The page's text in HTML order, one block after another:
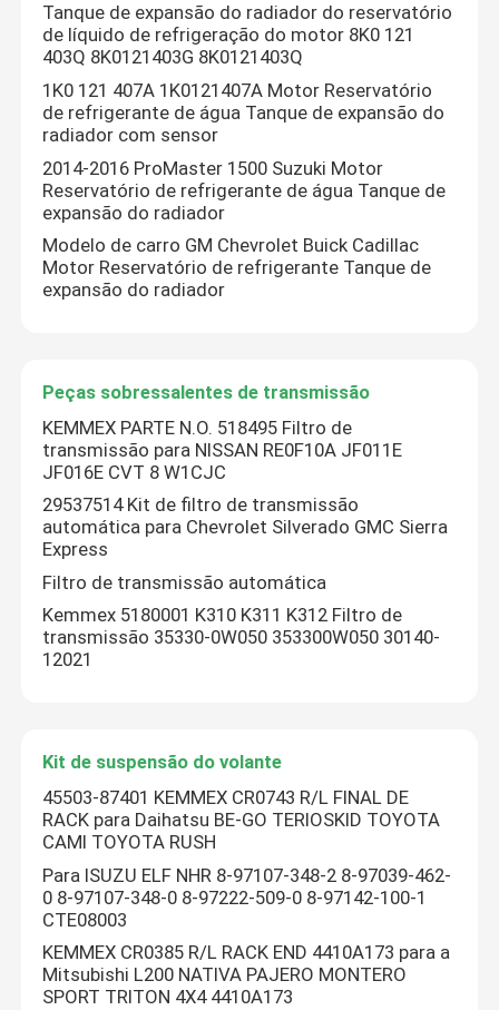
Ligaremos para você em breve!
Tanque de expansão do radiador do reservatório
de líquido de refrigeração do motor 8K0 121
403Q 8K0121403G 8K0121403Q
1K0 121 407A 1K0121407A Motor Reservatório
de refrigerante de água Tanque de expansão do
radiador com sensor
2014-2016 ProMaster 1500 Suzuki Motor
Reservatório de refrigerante de água Tanque de
expansão do radiador
Modelo de carro GM Chevrolet Buick Cadillac
Motor Reservatório de refrigerante Tanque de
expansão do radiador
Peças sobressalentes de transmissão
KEMMEX PARTE N.O. 518495 Filtro de
transmissão para NISSAN RE0F10A JF011E
JF016E CVT 8 W1CJC
29537514 Kit de filtro de transmissão
automática para Chevrolet Silverado GMC Sierra
Express
Filtro de transmissão automática
Kemmex 5180001 K310 K311 K312 Filtro de
transmissão 35330-0W050 353300W050 30140-
12021
Kit de suspensão do volante
45503-87401 KEMMEX CR0743 R/L FINAL DE
RACK para Daihatsu BE-GO TERIOSKID TOYOTA
CAMI TOYOTA RUSH
Para ISUZU ELF NHR 8-97107-348-2 8-97039-462-
0 8-97107-348-0 8-97222-509-0 8-97142-100-1
CTE08003
KEMMEX CR0385 R/L RACK END 4410A173 para a
Mitsubishi L200 NATIVA PAJERO MONTERO
SPORT TRITON 4X4 4410A173